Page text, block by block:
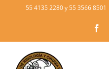
content
55 4135 2280 y 55 3566 8501